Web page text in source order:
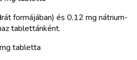
formájában) és 0,12 mg nátrium-
tablettánként.
tabletta